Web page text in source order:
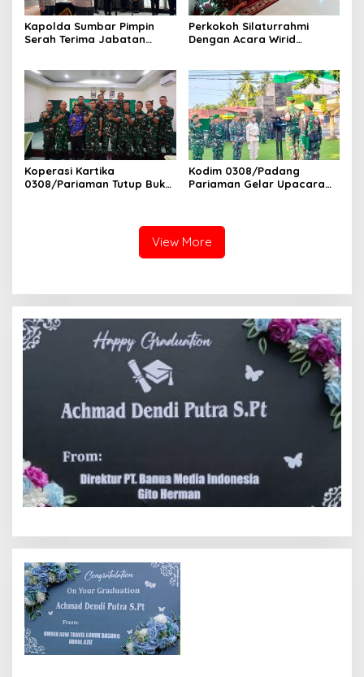
Kapolda Sumbar Pimpin
Serah Terima Jabatan
Perkokoh Silaturrahmi
Dengan Acara Wirid
/Babinsa Koramil
03/Sungai Sariak
Koperasi Kartika
0308/Pariaman Tutup Buku
Kodim 0308/Padang
Pariaman Gelar Upacara
View More